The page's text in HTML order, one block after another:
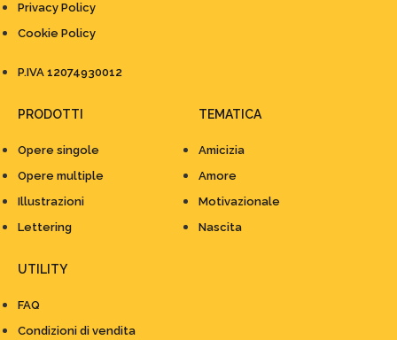
Privacy Policy
Cookie Policy
P.IVA 12074930012
PRODOTTI
Opere singole
Opere multiple
Illustrazioni
Lettering
TEMATICA
Amicizia
Amore
Motivazionale
Nascita
UTILITY
FAQ
Condizioni di vendita